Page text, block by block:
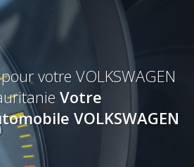
votre VOLKSWAGEN
Votre
VOLKSWAGEN